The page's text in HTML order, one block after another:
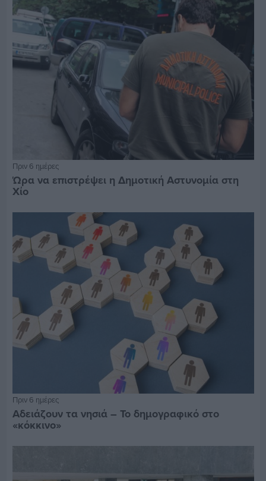
Πριν 6 ημέρες
Ώρα να επιστρέψει η Δημοτική Αστυνομία στη
Χίο
Πριν 6 ημέρες
Αδειάζουν τα νησιά – Το δημογραφικό στο
«κόκκινο»